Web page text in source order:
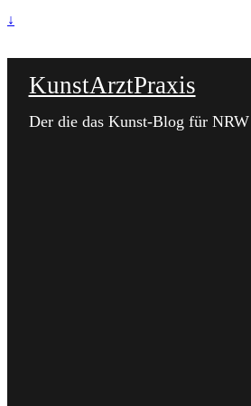
↓
KunstArztPraxis
Der die das Kunst-Blog für NRW